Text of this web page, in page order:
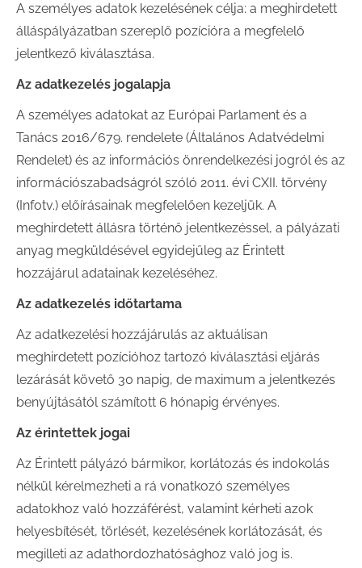
A személyes adatok kezelésének célja: a meghirdetett
álláspályázatban szereplő pozícióra a megfelelő
jelentkező kiválasztása.
Az adatkezelés jogalapja
A személyes adatokat az Európai Parlament és a
Tanács 2016/679. rendelete (Általános Adatvédelmi
Rendelet) és az információs önrendelkezési jogról és az
információszabadságról szóló 2011. évi CXII. törvény
(Infotv.) előírásainak megfelelően kezeljük. A
meghirdetett állásra történő jelentkezéssel, a pályázati
anyag megküldésével egyidejűleg az Érintett
hozzájárul adatainak kezeléséhez.
Az adatkezelés időtartama
Az adatkezelési hozzájárulás az aktuálisan
meghirdetett pozícióhoz tartozó kiválasztási eljárás
lezárását követő 30 napig, de maximum a jelentkezés
benyújtásától számított 6 hónapig érvényes.
Az érintettek jogai
Az Érintett pályázó bármikor, korlátozás és indokolás
nélkül kérelmezheti a rá vonatkozó személyes
adatokhoz való hozzáférést, valamint kérheti azok
helyesbítését, törlését, kezelésének korlátozását, és
megilleti az adathordozhatósághoz való jog is.